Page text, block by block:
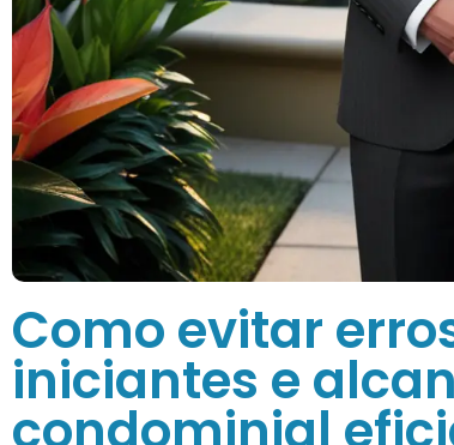
Como evitar
iniciantes e